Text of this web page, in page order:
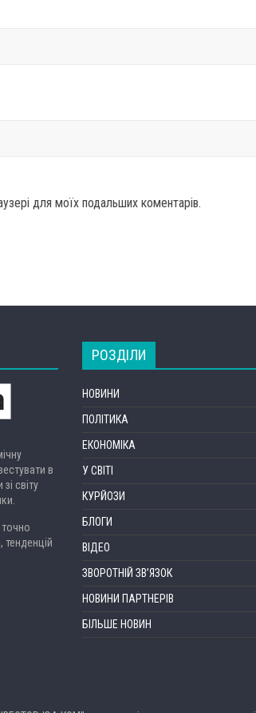
для моїх подальших коментарів.
в
світу
тенденцій
РОЗДІЛИ
НОВИНИ
ПОЛІТИКА
ЕКОНОМІКА
У СВІТІ
КУРЙОЗИ
БЛОГИ
ВІДЕО
ЗВОРОТНІЙ ЗВ’ЯЗОК
НОВИНИ ПАРТНЕРІВ
БІЛЬШЕ НОВИН